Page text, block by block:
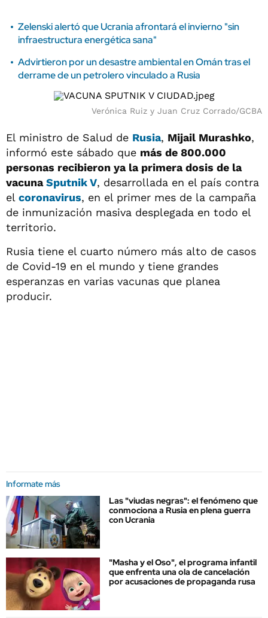
Zelenski alertó que Ucrania afrontará el invierno "sin
infraestructura energética sana"
Advirtieron por un desastre ambiental en Omán tras el
derrame de un petrolero vinculado a Rusia
Verónica Ruiz y Juan Cruz Corrado/GCBA
El ministro de Salud de Rusia, Mijail Murashko,
informó este sábado que más de 800.000
personas recibieron ya la primera dosis de la
vacunaSputnik V, desarrollada en el país contra
el coronavirus, en el primer mes de la campaña
de inmunización masiva desplegada en todo el
territorio.
Rusia tiene el cuarto número más alto de casos
de Covid-19 en el mundo y tiene grandes
esperanzas en varias vacunas que planea
producir.
Informate más
Las "viudas negras": el fenómeno que
conmociona a Rusia en plena guerra
con Ucrania
"Masha y el Oso", el programa infantil
que enfrenta una ola de cancelación
por acusaciones de propaganda rusa